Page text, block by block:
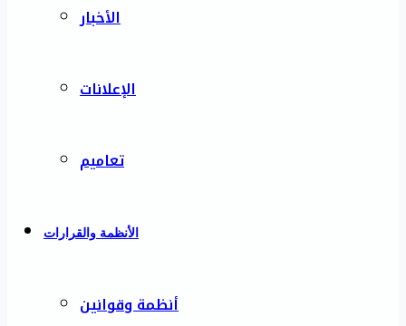
الأخبار
الإعلانات
تعاميم
الأنظمة والقرارات
أنظمة وقوانين